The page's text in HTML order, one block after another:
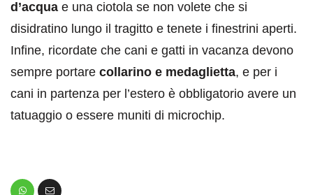
d’acqua e una ciotola se non volete che si
disidratino lungo il tragitto e tenete i finestrini aperti.
Infine, ricordate che cani e gatti in vacanza devono
sempre portare collarino e medaglietta, e per i
cani in partenza per l’estero è obbligatorio avere un
tatuaggio o essere muniti di microchip.